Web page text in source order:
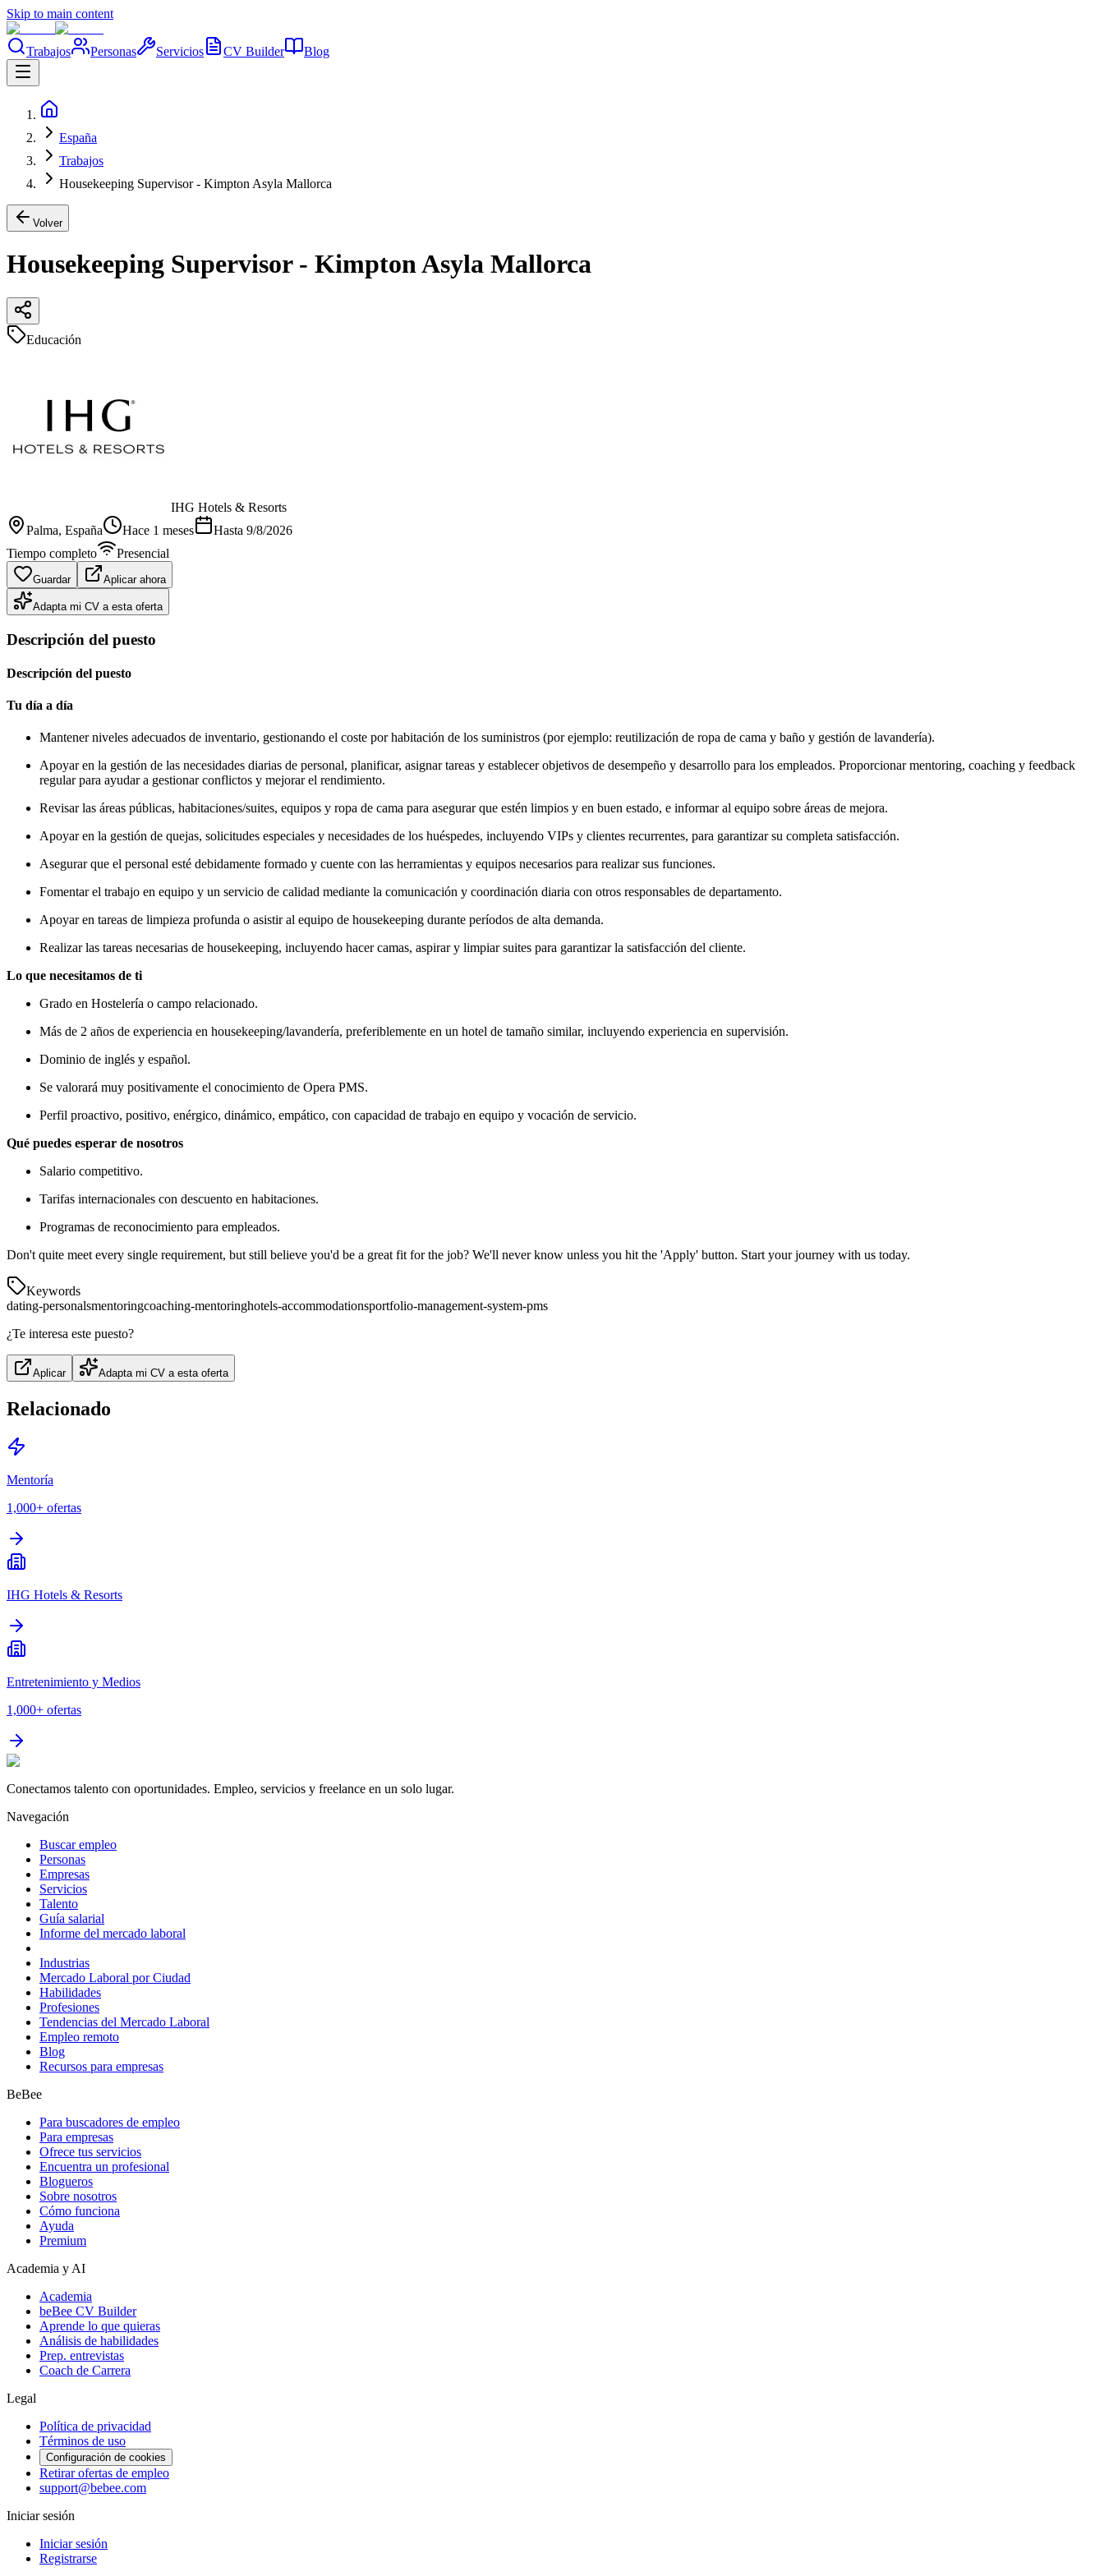
Skip to main content
Trabajos Personas Servicios CV Builder Blog
España
Trabajos
Housekeeping Supervisor - Kimpton Asyla Mallorca
Volver
Housekeeping Supervisor - Kimpton Asyla Mallorca
Educación
IHG Hotels & Resorts
Palma, España Hace 1 meses Hasta 9/8/2026
Tiempo completo
Presencial
Guardar Aplicar ahora
Adapta mi CV a esta oferta
Descripción del puesto
Descripción del puesto
Tu día a día
Mantener niveles adecuados de inventario, gestionando el coste por habitación de los suministros (por ejemplo: reutilización de ropa de cama y baño y gestión de lavandería).
Apoyar en la gestión de las necesidades diarias de personal, planificar, asignar tareas y establecer objetivos de desempeño y desarrollo para los empleados. Proporcionar mentoring, coaching y feedback
regular para ayudar a gestionar conflictos y mejorar el rendimiento.
Revisar las áreas públicas, habitaciones/suites, equipos y ropa de cama para asegurar que estén limpios y en buen estado, e informar al equipo sobre áreas de mejora.
Apoyar en la gestión de quejas, solicitudes especiales y necesidades de los huéspedes, incluyendo VIPs y clientes recurrentes, para garantizar su completa satisfacción.
Asegurar que el personal esté debidamente formado y cuente con las herramientas y equipos necesarios para realizar sus funciones.
Fomentar el trabajo en equipo y un servicio de calidad mediante la comunicación y coordinación diaria con otros responsables de departamento.
Apoyar en tareas de limpieza profunda o asistir al equipo de housekeeping durante períodos de alta demanda.
Realizar las tareas necesarias de housekeeping, incluyendo hacer camas, aspirar y limpiar suites para garantizar la satisfacción del cliente.
Lo que necesitamos de ti
Grado en Hostelería o campo relacionado.
Más de 2 años de experiencia en housekeeping/lavandería, preferiblemente en un hotel de tamaño similar, incluyendo experiencia en supervisión.
Dominio de inglés y español.
Se valorará muy positivamente el conocimiento de Opera PMS.
Perfil proactivo, positivo, enérgico, dinámico, empático, con capacidad de trabajo en equipo y vocación de servicio.
Qué puedes esperar de nosotros
Salario competitivo.
Tarifas internacionales con descuento en habitaciones.
Programas de reconocimiento para empleados.
Don't quite meet every single requirement, but still believe you'd be a great fit for the job? We'll never know unless you hit the 'Apply' button. Start your journey with us today.
Keywords
dating-personalsmentoringcoaching-mentoringhotels-accommodationsportfolio-management-system-pms
¿Te interesa este puesto?
Aplicar Adapta mi CV a esta oferta
Relacionado
Mentoría
1,000+ ofertas
IHG Hotels & Resorts
Entretenimiento y Medios
1,000+ ofertas
Conectamos talento con oportunidades. Empleo, servicios y freelance en un solo lugar.
Navegación
Buscar empleo
Personas
Empresas
Servicios
Talento
Guía salarial
Informe del mercado laboral
Industrias
Mercado Laboral por Ciudad
Habilidades
Profesiones
Tendencias del Mercado Laboral
Empleo remoto
Blog
Recursos para empresas
BeBee
Para buscadores de empleo
Para empresas
Ofrece tus servicios
Encuentra un profesional
Blogueros
Sobre nosotros
Cómo funciona
Ayuda
Premium
Academia y AI
Academia
beBee CV Builder
Aprende lo que quieras
Análisis de habilidades
Prep. entrevistas
Coach de Carrera
Legal
Política de privacidad
Términos de uso
Configuración de cookies
Retirar ofertas de empleo
support@bebee.com
Iniciar sesión
Iniciar sesión
Registrarse